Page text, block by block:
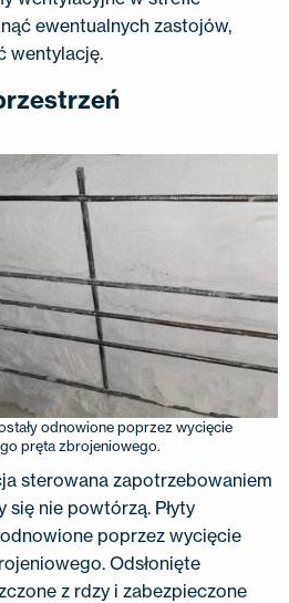
ewentualnych zastojów,
wentylację.
odnowione poprzez wycięcie
pręta zbrojeniowego.
sterowana zapotrzebowaniem
nie powtórzą. Płyty
poprzez wycięcie
Odsłonięte
z rdzy i zabezpieczone